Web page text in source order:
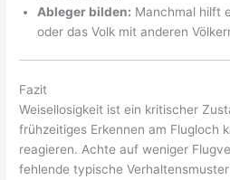
Ableger bilden: Manchmal hilft
oder das Volk mit anderen
Fazit
Weisellosigkeit ist ein kritischer
frühzeitiges Erkennen am Flugloch
reagieren. Achte auf weniger
fehlende typische